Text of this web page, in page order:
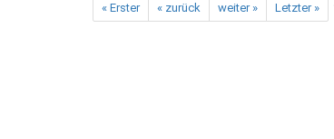
« Erster « zurück weiter » Letzter »